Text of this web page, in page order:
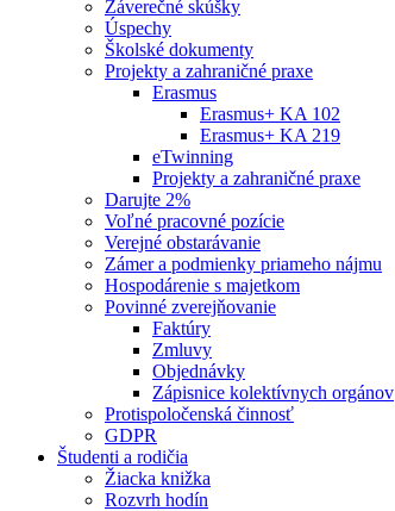
Záverečné skúšky
Úspechy
Školské dokumenty
Projekty a zahraničné praxe
Erasmus
Erasmus+ KA 102
Erasmus+ KA 219
eTwinning
Projekty a zahraničné praxe
Darujte 2%
Voľné pracovné pozície
Verejné obstarávanie
Zámer a podmienky priameho nájmu
Hospodárenie s majetkom
Povinné zverejňovanie
Faktúry
Zmluvy
Objednávky
Zápisnice kolektívnych orgánov
Protispoločenská činnosť
GDPR
Študenti a rodičia
Žiacka knižka
Rozvrh hodín